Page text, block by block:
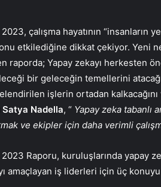
çalışma hayatının “insanların
etkilediğine dikkat çekiyor. Yeni
raporda; Yapay zekayı herkesten
bir geleceğin temellerini
işlerin ortadan kalkacağını
Satya Nadella, “ Yapay zeka tabanlı
ve ekipler için daha verimli
Raporu, kuruluşlarında yapay
amaçlayan iş liderleri için üç